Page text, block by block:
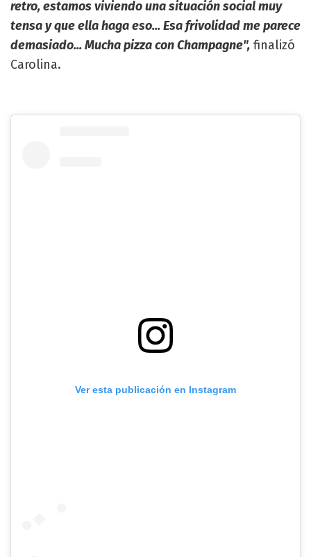
retro, estamos viviendo una situación social muy
tensa y que ella haga eso... Esa frivolidad me parece
demasiado... Mucha pizza con Champagne", finalizó
Carolina.
Ver esta publicación en Instagram